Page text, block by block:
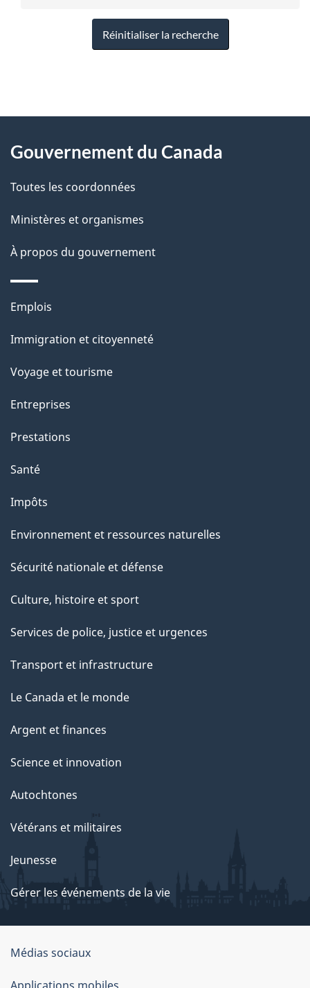
Réinitialiser la recherche
D
t
a
l
s
l
a
a
g
"
propos
ce
site
Gouvernement du Canada
Toutes les coordonnées
Ministères et organismes
À propos du gouvernement
Thèmes
sujets
Emplois
Immigration et citoyenneté
Voyage et tourisme
Entreprises
Prestations
Santé
Impôts
Environnement et ressources naturelles
Sécurité nationale et défense
Culture, histoire et sport
Services de police, justice et urgences
Transport et infrastructure
Le Canada et le monde
Argent et finances
Science et innovation
Autochtones
Vétérans et militaires
Jeunesse
Gérer les événements de la vie
Organisation
du
Médias sociaux
Applications mobiles